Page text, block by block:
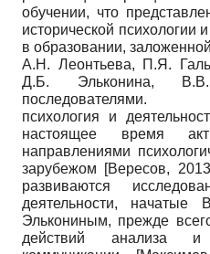
обучении, что
исторической психологии
в образовании,
А.Н. Леонтьева, П.Я.
Д.Б. Эльконина,
последователями.
психология и
настоящее время
направлениями
зарубежом [Вересов, 2013
развиваются
деятельности,
Элькониным, прежде
действий анализа и